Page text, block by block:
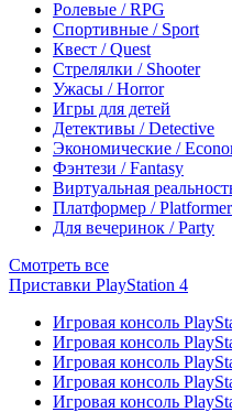
Ролевые / RPG
Спортивные / Sport
Квест / Quest
Стрелялки / Shooter
Ужасы / Horror
Игры для детей
Детективы / Detective
Экономические /
Фэнтези / Fantasy
Виртуальная
Платформер / Platformer
Для вечеринок / Party
Смотреть все
Приставки PlayStation 4
Игровая консоль
Игровая консоль
Игровая консоль
Игровая консоль
Игровая консоль